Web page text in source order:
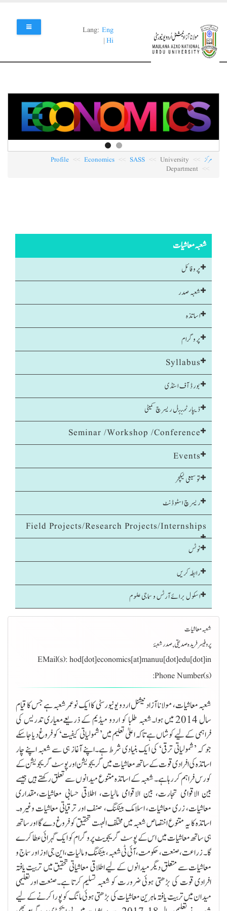
main
content
Lang: Eng
| Hi
مرکز SASS
Economics
Profile
شعبہ معاشیات
پروفائل
شعبہ صدر
اساتذہ
پروگرام
Syllabus
بورڈ آف اسٹڈی
ڈیپارٹمنٹل ریسرچ کمیٹی
Seminar /Workshop /Conference
Events
توسیعی لیکچر
ریسرچ اسٹوڈنٹ
Field Projects/Research Projects/Internships
نوٹس
رابطہ کریں
اسکول برائےآرٹس و سماجی علوم
شعبہ معاشیات
پروفیسر فریدہ صدیقی, صدرشعبۂ
EMail(s): hod[dot]economics[at]manuu[dot]edu[dot]in
Phone Number(s):
شعبہ معاشیات، مولانا آزاد نیشنل اردو یونیورسٹی کا ایک نوعمر شعبہ ہے جس کا قیام
سال 2014 میں ہوا۔شعبہ طلبا کو اردو میڈیم کے ذریعےمعیاری تدریس کی
فراہمی کے لیے کوشاں ہے تاکہ اعلیٰ تعلیم میں ’شمولیاتی کیفیت‘ کو فروغ دیا جاسکے
جو کہ ’شمولیاتی ترقی‘ کی ایک بنیادی شرط ہے۔اپنے آغاز ہی سے شعبہ اپنے چار
اساتذہ کی افرادی قوت کے ساتھ معاشیات میں گریجویشن اور پوسٹ گریجویشن کے
کورس فراہم کررہا ہے۔ شعبہ کے اساتذہ متنوع میدانوں سے تعلق رکھتے ہیں جیسے
بین الاقوامی تجارت، بین الاقوامی مالیات، اطلاقی حسابی معاشیات،مقداری
معاشیات، زری معاشیات، اسلامک بینکنگ، صنف اور ترقیاتی معاشیات وغیرہ۔
اساتذہ کا یہ متنوع اختصاص شعبہ میں مختلف الجہت تحقیق کو فروغ دے گا اورساتھ
ہی ساتھ معاشیات میں اس کے پوسٹ گریجویٹ پروگرام کو ایک گہرائی عطا کرے
گا۔ زراعت، صنعت، حکومت، آئی ٹی شعبہ، بینکنگ و مالیات، این جی اوز اور سماج و
معاشیات سے متعلق دیگر میدانوں کے لیے اطلاقی معاشیاتی تحقیق میں تربیت یافتہ
افرادی قوت کی بڑھتی ہوئی ضرورت کو شعبہ تسلیم کرتا ہے۔صنعت اورتعلیمی
میدان میں تربیت یافتہ ماہرین معاشیات کی بڑھتی ہوئی مانگ کو پورا کرنے کے لیے